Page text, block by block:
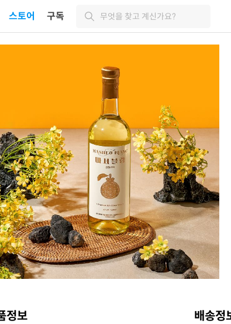
스토어 구독 무엇을 찾고 계신가요?
정보 배송정